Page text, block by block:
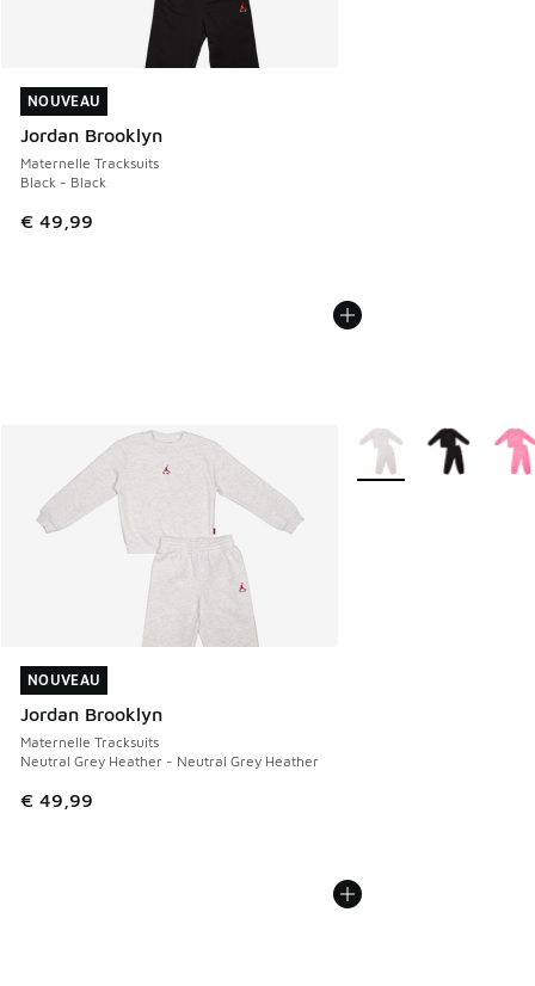
NOUVEAU
Jordan Brooklyn
Maternelle Tracksuits
Black - Black
€ 49,99
NOUVEAU
NOUVEAU
Jordan Brooklyn
Maternelle Tracksuits
Neutral Grey Heather - Neutral Grey Heather
€ 49,99
NOUVEAU
Plus de couleurs